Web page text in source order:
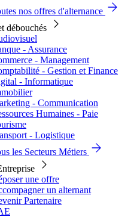
nos offres d'alternance
débouchés
- Assurance
- Management
- Gestion et Finance
- Informatique
- Communication
Humaines - Paie
- Logistique
les Secteurs Métiers
une offre
un alternant
Partenaire